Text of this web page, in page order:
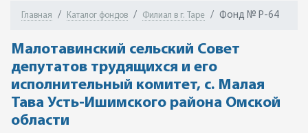
Главная Каталог фондов Филиал в г. Таре Фонд № Р-64
Малотавинский сельский Совет
депутатов трудящихся и его
исполнительный комитет, с. Малая
Тава Усть-Ишимского района Омской
области